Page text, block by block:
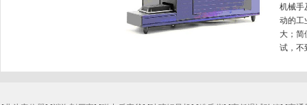
机械手
动的工
大
试，